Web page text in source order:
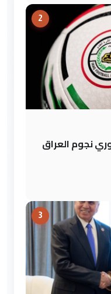
2
ناديا في دوري نجوم العراق
3